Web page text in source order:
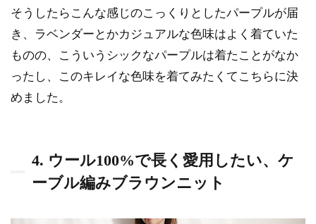
そうしたらこんな感じのこっくりとしたパープルが届
き、ラベンダーとかカジュアルな色味はよく着ていた
ものの、こういうシックなパープルは着たことがなか
ったし、このキレイな色味を着てみたくてこちらに決
めました。
4. ウール100%で長く愛用したい、ケ
ーブル編みブラウンニット